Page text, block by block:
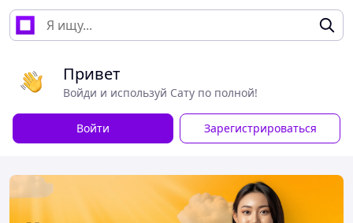
Привет
Войди и используй Сату по полной!
Войти Зарегистрироваться